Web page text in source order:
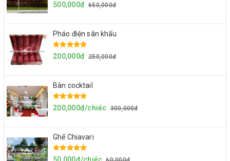
500,000đ 650,000đ
Pháo điện sân khấu
200,000đ 250,000đ
Bàn cocktail
200,000đ/chiếc 300,000đ
Ghế Chiavari